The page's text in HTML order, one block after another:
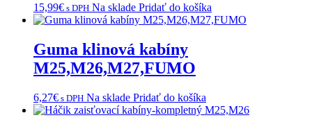
15,99€ s DPH Na sklade Pridať do košíka
Guma klinová kabíny
M25,M26,M27,FUMO
6,27€ s DPH Na sklade Pridať do košíka